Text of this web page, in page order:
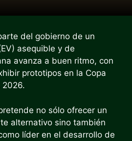
del gobierno de un
asequible y de
avanza a buen ritmo, con
prototipos en la Copa
2026.
no sólo ofrecer un
alternativo sino también
líder en el desarrollo de